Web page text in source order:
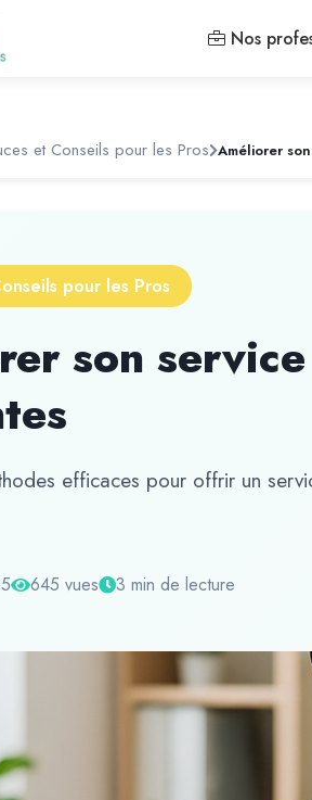
Nos
et Conseils pour les Pros
pour les Pros
son
efficaces pour offrir un
645 vues 3 min de lecture